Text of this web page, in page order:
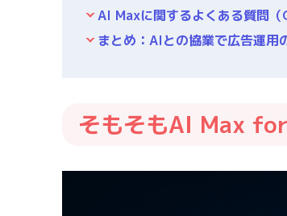
AI Maxに関するよくある質問（
まとめ：AIとの協業で広告運用
そもそもAI Max